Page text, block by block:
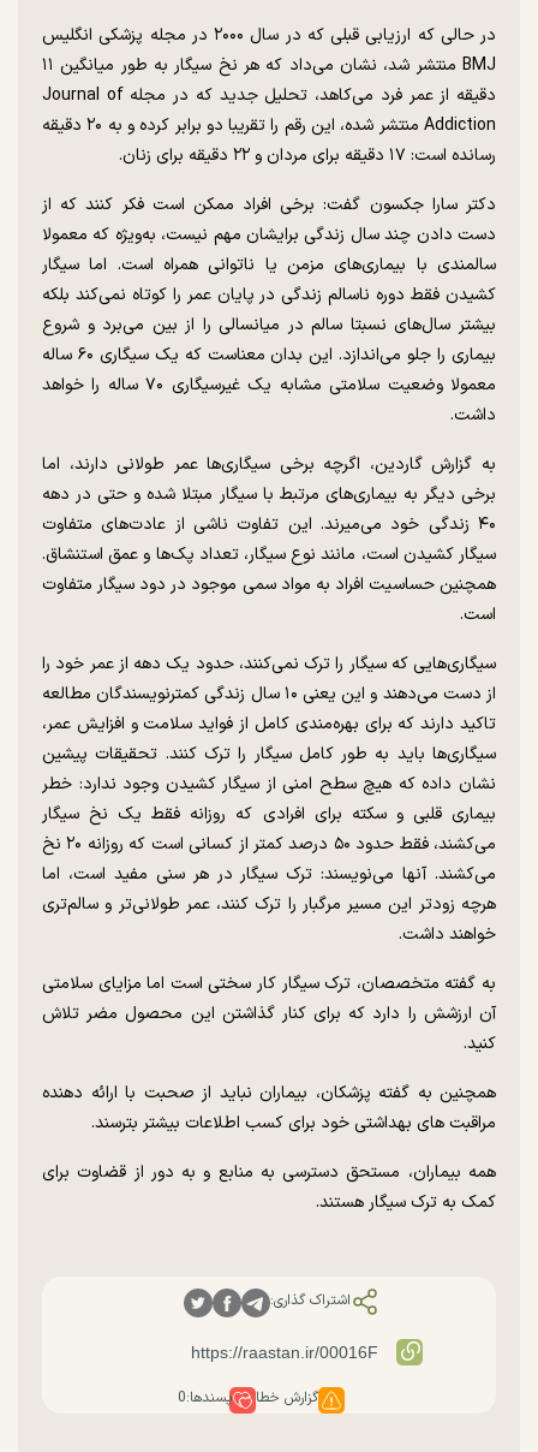
در حالی که ارزیابی قبلی که در سال ۲۰۰۰ در مجله پزشکی انگلیس
BMJ منتشر شد، نشان می‌داد که هر نخ سیگار به طور میانگین ۱۱
دقیقه از عمر فرد می‌کاهد، تحلیل جدید که در مجله Journal of
Addiction منتشر شده، این رقم را تقریبا دو برابر کرده و به ۲۰ دقیقه
رسانده است: ۱۷ دقیقه برای مردان و ۲۲ دقیقه برای زنان.
دکتر سارا جکسون گفت: برخی افراد ممکن است فکر کنند که از
دست دادن چند سال زندگی برایشان مهم نیست، به‌ویژه که معمولا
سالمندی با بیماری‌های مزمن یا ناتوانی همراه است. اما سیگار
کشیدن فقط دوره ناسالم زندگی در پایان عمر را کوتاه نمی‌کند بلکه
بیشتر سال‌های نسبتا سالم در میانسالی را از بین می‌برد و شروع
بیماری را جلو می‌اندازد. این بدان معناست که یک سیگاری ۶۰ ساله
معمولا وضعیت سلامتی مشابه یک غیرسیگاری ۷۰ ساله را خواهد
داشت.
به گزارش گاردین، اگرچه برخی سیگاری‌ها عمر طولانی دارند، اما
برخی دیگر به بیماری‌های مرتبط با سیگار مبتلا شده و حتی در دهه‌
۴۰ زندگی خود می‌میرند. این تفاوت ناشی از عادت‌های متفاوت
سیگار کشیدن است، مانند نوع سیگار، تعداد پک‌ها و عمق استنشاق.
همچنین حساسیت افراد به مواد سمی موجود در دود سیگار متفاوت
است.
سیگاری‌هایی که سیگار را ترک نمی‌کنند، حدود یک دهه از عمر خود را
از دست می‌دهند و این یعنی ۱۰ سال زندگی کمترنویسندگان مطالعه
تاکید دارند که برای بهره‌مندی کامل از فواید سلامت و افزایش عمر،
سیگاری‌ها باید به طور کامل سیگار را ترک کنند. تحقیقات پیشین
نشان داده که هیچ سطح امنی از سیگار کشیدن وجود ندارد: خطر
بیماری قلبی و سکته برای افرادی که روزانه فقط یک نخ سیگار
می‌کشند، فقط حدود ۵۰ درصد کمتر از کسانی است که روزانه ۲۰ نخ
می‌کشند. آنها می‌نویسند: ترک سیگار در هر سنی مفید است، اما
هرچه زودتر این مسیر مرگبار را ترک کنند، عمر طولانی‌تر و سالم‌تری
خواهند داشت.
به گفته متخصصان، ترک سیگار کار سختی است اما مزایای سلامتی
آن ارزشش را دارد که برای کنار گذاشتن این محصول مضر تلاش
کنید.
همچنین به گفته پزشکان، بیماران نباید از صحبت با ارائه دهنده
مراقبت های بهداشتی خود برای کسب اطلاعات بیشتر بترسند.
همه بیماران، مستحق دسترسی به منابع و به دور از قضاوت برای
کمک به ترک سیگار هستند.
اشتراک گذاری:
گزارش خطا پسندها:0